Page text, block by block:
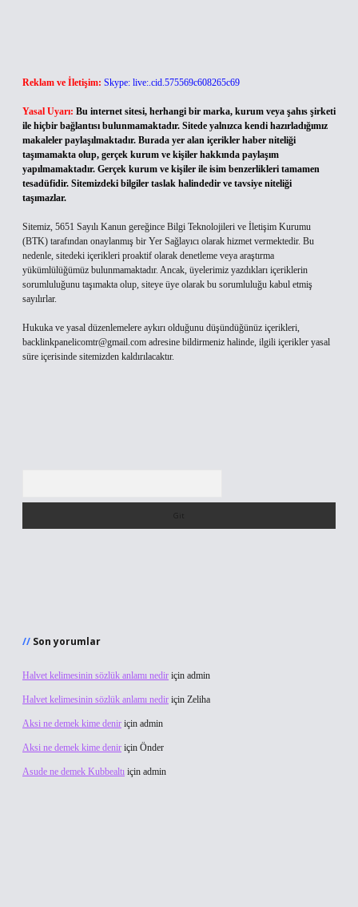
Reklam ve İletişim: Skype: live:.cid.575569c608265c69
Yasal Uyarı: Bu internet sitesi, herhangi bir marka, kurum veya şahıs şirketi
ile hiçbir bağlantısı bulunmamaktadır. Sitede yalnızca kendi hazırladığımız
makaleler paylaşılmaktadır. Burada yer alan içerikler haber niteliği
taşımamakta olup, gerçek kurum ve kişiler hakkında paylaşım
yapılmamaktadır. Gerçek kurum ve kişiler ile isim benzerlikleri tamamen
tesadüfidir. Sitemizdeki bilgiler taslak halindedir ve tavsiye niteliği
taşımazlar.
Sitemiz, 5651 Sayılı Kanun gereğince Bilgi Teknolojileri ve İletişim Kurumu
(BTK) tarafından onaylanmış bir Yer Sağlayıcı olarak hizmet vermektedir. Bu
nedenle, sitedeki içerikleri proaktif olarak denetleme veya araştırma
yükümlülüğümüz bulunmamaktadır. Ancak, üyelerimiz yazdıkları içeriklerin
sorumluluğunu taşımakta olup, siteye üye olarak bu sorumluluğu kabul etmiş
sayılırlar.
Hukuka ve yasal düzenlemelere aykırı olduğunu düşündüğünüz içerikleri,
backlinkpanelicomtr@gmail.com adresine bildirmeniz halinde, ilgili içerikler yasal
süre içerisinde sitemizden kaldırılacaktır.
Son yorumlar
Halvet kelimesinin sözlük anlamı nedir için admin
Halvet kelimesinin sözlük anlamı nedir için Zeliha
Aksi ne demek kime denir için admin
Aksi ne demek kime denir için Önder
Asude ne demek Kubbealtı için admin